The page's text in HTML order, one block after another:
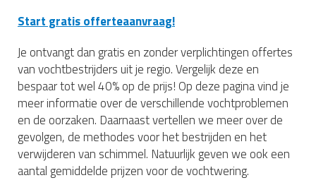
Start gratis offerteaanvraag!
Je ontvangt dan gratis en zonder verplichtingen offertes
van vochtbestrijders uit je regio. Vergelijk deze en
bespaar tot wel 40% op de prijs! Op deze pagina vind je
meer informatie over de verschillende vochtproblemen
en de oorzaken. Daarnaast vertellen we meer over de
gevolgen, de methodes voor het bestrijden en het
verwijderen van schimmel. Natuurlijk geven we ook een
aantal gemiddelde prijzen voor de vochtwering.